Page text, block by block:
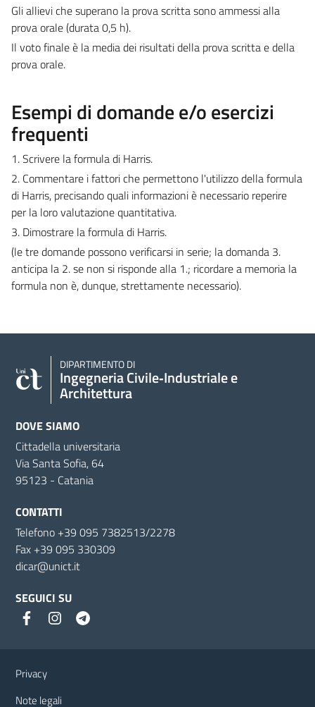
Gli allievi che superano la prova scritta sono ammessi alla
prova orale (durata 0,5 h).
Il voto finale è la media dei risultati della prova scritta e della
prova orale.
Esempi di domande e/o esercizi
frequenti
1. Scrivere la formula di Harris.
2. Commentare i fattori che permettono l'utilizzo della formula
di Harris, precisando quali informazioni è necessario reperire
per la loro valutazione quantitativa.
3. Dimostrare la formula di Harris.
(le tre domande possono verificarsi in serie; la domanda 3.
anticipa la 2. se non si risponde alla 1.; ricordare a memoria la
formula non è, dunque, strettamente necessario).
DIPARTIMENTO DI
Ingegneria Civile‑Industriale e
Architettura
DOVE SIAMO
Cittadella universitaria
Via Santa Sofia, 64
95123 - Catania
CONTATTI
Telefono +39 095 7382513/2278
Fax +39 095 330309
dicar@unict.it
SEGUICI SU
Privacy
Note legali